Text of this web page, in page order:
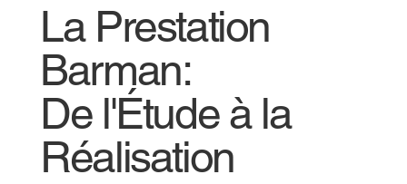
La Prestation
Barman:
De l'Étude à la
Réalisation